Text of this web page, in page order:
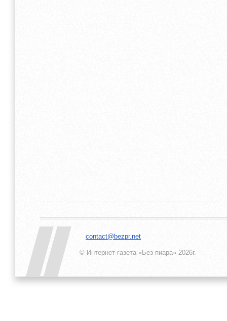
contact@bezpr.net
© Интернет-газета «Без пиара» 2026г.